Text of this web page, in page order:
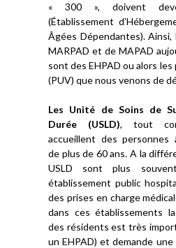
« 300 », doivent
(Établissement
Âgées Dépendantes). Ainsi,
MARPAD et de MAPAD
sont des EHPAD ou alors
(PUV) que nous venons de
Les Unité de Soins de
Durée (USLD), tout
accueillent des personnes
de plus de 60 ans. A la
USLD sont plus
établissement public
des prises en charge
dans ces établissements
des résidents est très
un EHPAD) et demande